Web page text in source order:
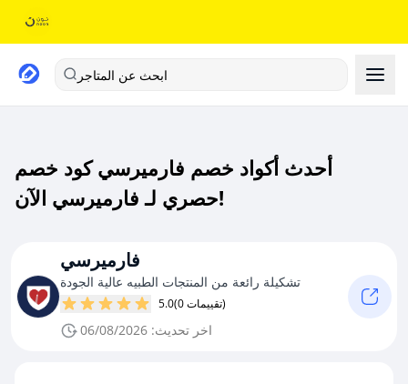
ابحث عن المتاجر
أحدث أكواد خصم فارميرسي كود خصم
حصري لـ فارميرسي الآن!
فارميرسي
تشكيلة رائعة من المنتجات الطبيه عالية الجودة
5.0 (0 تقييمات)
اخر تحديث: 06/08/2026